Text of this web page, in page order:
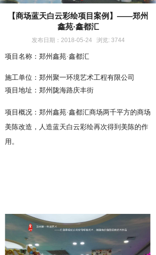
【商场蓝天白云彩绘项目案例】——郑州
鑫苑·鑫都汇
发布日期：2018-05-24 浏览: 3744
项目名称：郑州鑫苑·鑫都汇
施工单位：郑州聚一环境艺术工程有限公司
项目地址：郑州 陇海路庆丰街
项目概况：郑州 鑫苑·鑫都汇商场两千平方的商场
美陈改造，人造蓝天白云彩绘再次得到美陈的作
用。